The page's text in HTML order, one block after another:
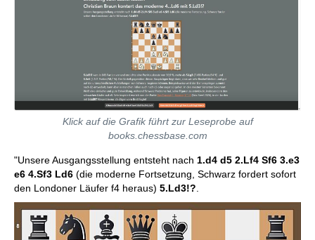
Klick auf die Grafik führt zur Leseprobe auf
books.chessbase.com
"Unsere Ausgangsstellung entsteht nach 1.d4 d5 2.Lf4 Sf6 3.e3
e6 4.Sf3 Ld6 (die moderne Fortsetzung, Schwarz fordert sofort
den Londoner Läufer f4 heraus) 5.Ld3!?